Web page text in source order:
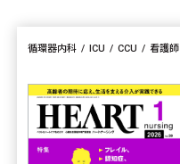
循環器内科 ICU CCU 看護師